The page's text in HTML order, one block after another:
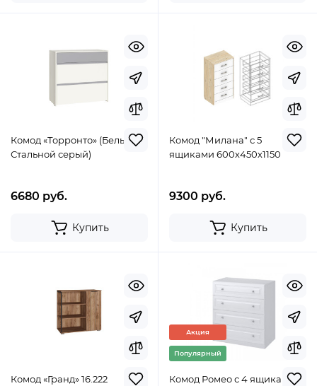
Комод «Торронто» (Белый/
Стальной серый)
6680 руб.
Купить
Комод "Милана" с 5
ящиками 600х450х1150
9300 руб.
Купить
Комод «Гранд» 16.222
Акция
Популярный
Комод Ромео с 4 ящиками